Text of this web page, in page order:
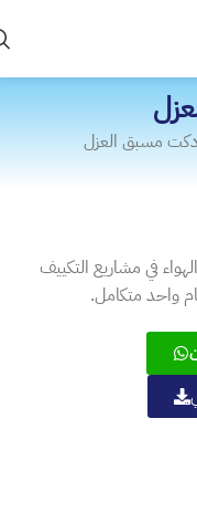
دكت مسبق العزل
في مشاريع التكييف
واحد متكامل.